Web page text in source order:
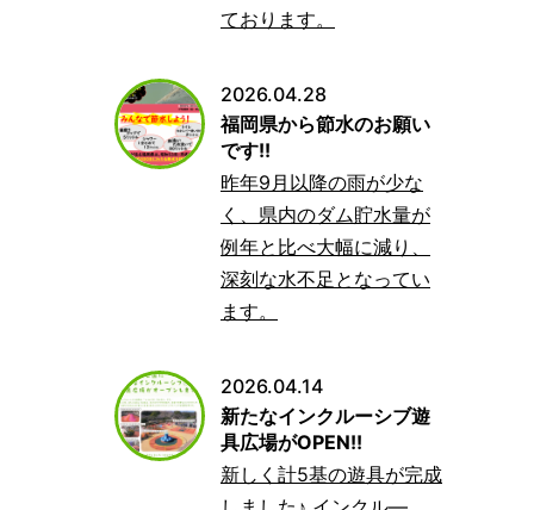
ております。
2026.04.28
福岡県から節水のお願い
です!!
昨年9月以降の雨が少な
く、県内のダム貯水量が
例年と比べ大幅に減り、
深刻な水不足となってい
ます。
2026.04.14
新たなインクルーシブ遊
具広場がOPEN!!
新しく計5基の遊具が完成